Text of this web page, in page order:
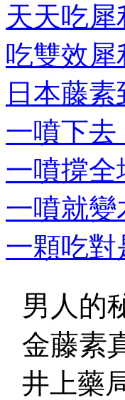
天天吃犀
吃雙效犀
日本藤
一噴下去
一噴撐全
一噴就變
一顆吃對
男人的
金藤素
井上藥